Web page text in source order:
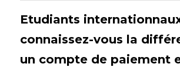
Etudiants
connaissez-vous la
un compte de paiement